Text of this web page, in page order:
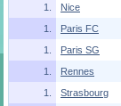
1.
Nice
1.
Paris FC
1.
Paris SG
1.
Rennes
1.
Strasbourg